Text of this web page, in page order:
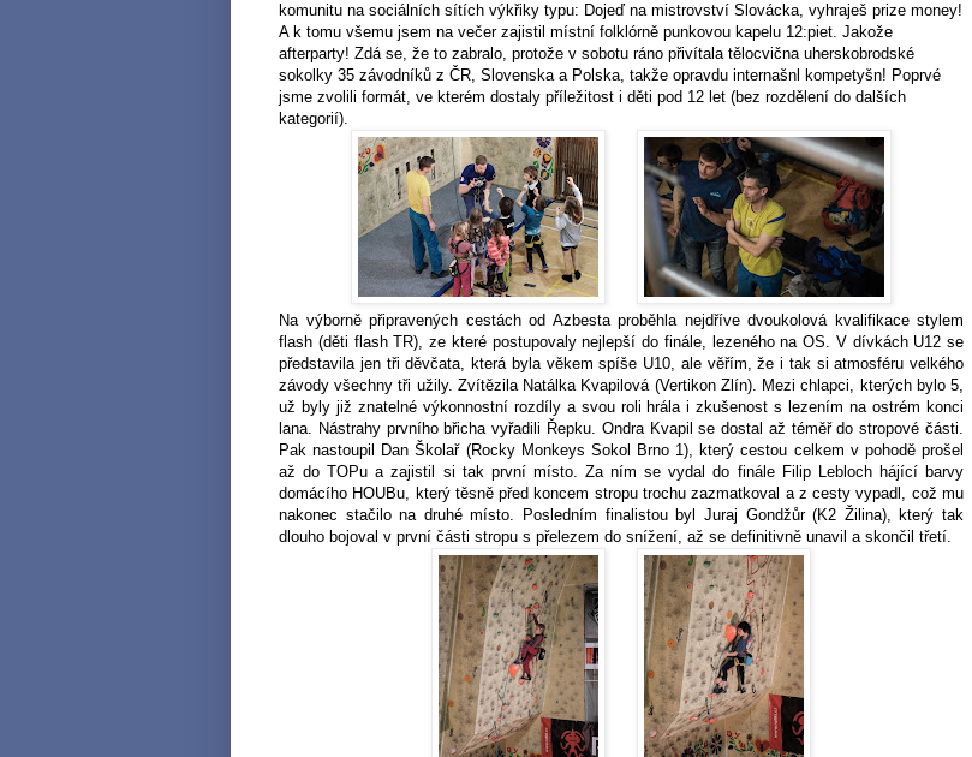
komunitu na sociálních sítích výkřiky typu: Dojeď na mistrovství Slovácka, vyhraješ prize money!
A k tomu všemu jsem na večer zajistil místní folklórně punkovou kapelu 12:piet. Jakože
afterparty! Zdá se, že to zabralo, protože v sobotu ráno přivítala tělocvična uherskobrodské
sokolky 35 závodníků z ČR, Slovenska a Polska, takže opravdu internašnl kompetyšn! Poprvé
jsme zvolili formát, ve kterém dostaly příležitost i děti pod 12 let (bez rozdělení do dalších
kategorií).
Na výborně připravených cestách od Azbesta proběhla nejdříve dvoukolová kvalifikace stylem
flash (děti flash TR), ze které postupovaly nejlepší do finále, lezeného na OS. V dívkách U12 se
představila jen tři děvčata, která byla věkem spíše U10, ale věřím, že i tak si atmosféru velkého
závody všechny tři užily. Zvítězila Natálka Kvapilová (Vertikon Zlín). Mezi chlapci, kterých bylo 5,
už byly již znatelné výkonnostní rozdíly a svou roli hrála i zkušenost s lezením na ostrém konci
lana. Nástrahy prvního břicha vyřadili Řepku. Ondra Kvapil se dostal až téměř do stropové části.
Pak nastoupil Dan Školař (Rocky Monkeys Sokol Brno 1), který cestou celkem v pohodě prošel
až do TOPu a zajistil si tak první místo. Za ním se vydal do finále Filip Lebloch hájící barvy
domácího HOUBu, který těsně před koncem stropu trochu zazmatkoval a z cesty vypadl, což mu
nakonec stačilo na druhé místo. Posledním finalistou byl Juraj Gondžůr (K2 Žilina), který tak
dlouho bojoval v první části stropu s přelezem do snížení, až se definitivně unavil a skončil třetí.